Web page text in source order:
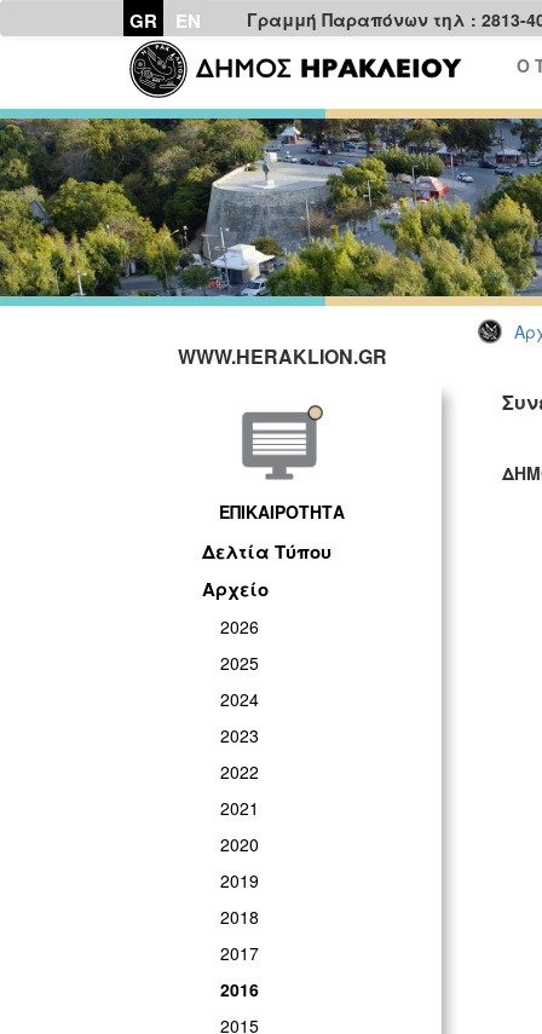
GR EN Γραμμή Παραπόνων τηλ : 2813-
Ο
WWW.HERAKLION.GR
ΕΠΙΚΑΙΡΟΤΗΤΑ
Δελτία Τύπου
Αρχείο
2026
2025
2024
2023
2022
2021
2020
2019
2018
2017
2016
2015